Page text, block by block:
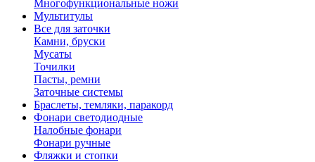
Многофункциональные ножи
Мультитулы
Все для заточки
Камни, бруски
Мусаты
Точилки
Пасты, ремни
Заточные системы
Браслеты, темляки, паракорд
Фонари светодиодные
Налобные фонари
Фонари ручные
Фляжки и стопки